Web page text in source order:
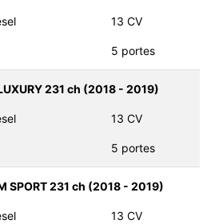
13 CV
5 portes
231 ch (2018 - 2019)
13 CV
5 portes
SPORT 231 ch (2018 - 2019)
13 CV